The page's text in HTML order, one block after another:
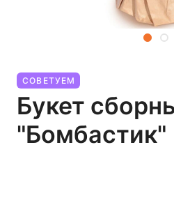
СОВЕТУЕМ
Букет
"Бомбастик"